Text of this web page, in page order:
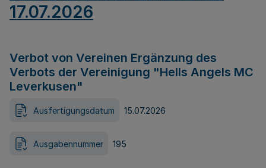
17.07.2026
Verbot von Vereinen Ergänzung des
Verbots der Vereinigung "Hells Angels MC
Leverkusen"
Ausfertigungsdatum 15.07.2026
Ausgabennummer 195